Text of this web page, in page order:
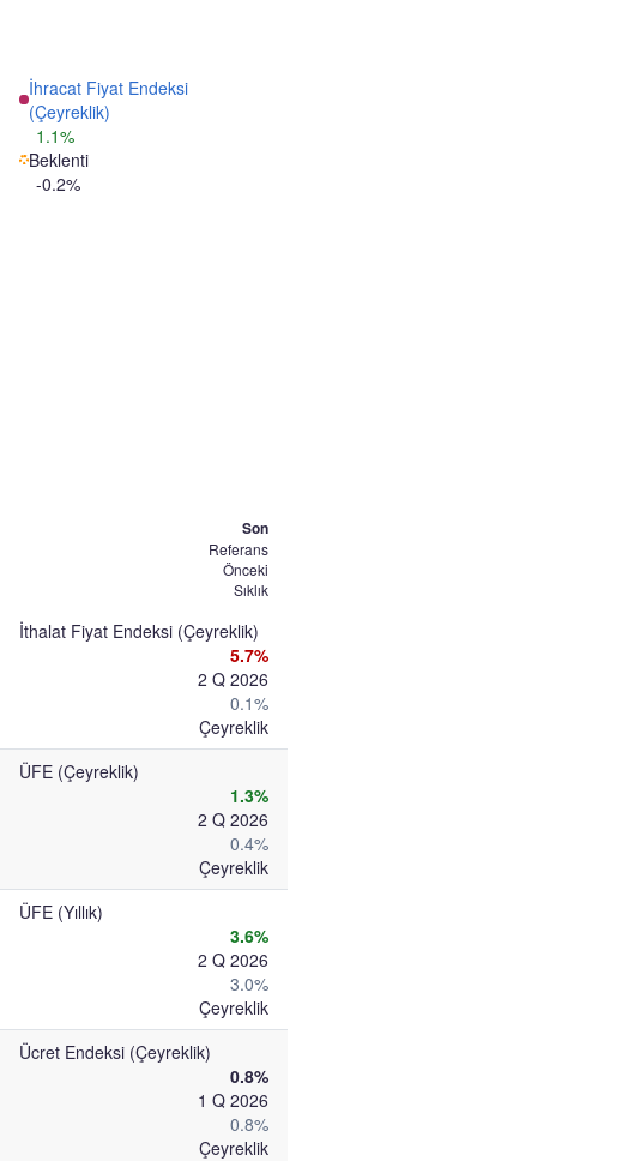
İhracat Fiyat Endeksi
(Çeyreklik)
1.1%
Beklenti
-0.2%
Son
Referans
Önceki
Sıklık
İthalat Fiyat Endeksi (Çeyreklik)
5.7%
2 Q 2026
0.1%
Çeyreklik
ÜFE (Çeyreklik)
1.3%
2 Q 2026
0.4%
Çeyreklik
ÜFE (Yıllık)
3.6%
2 Q 2026
3.0%
Çeyreklik
Ücret Endeksi (Çeyreklik)
0.8%
1 Q 2026
0.8%
Çeyreklik